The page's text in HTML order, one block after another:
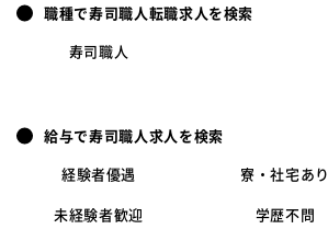
職種で寿司職人転職求人を検索
寿司職人
給与で寿司職人求人を検索
経験者優遇 寮・社宅あり
未経験者歓迎 学歴不問